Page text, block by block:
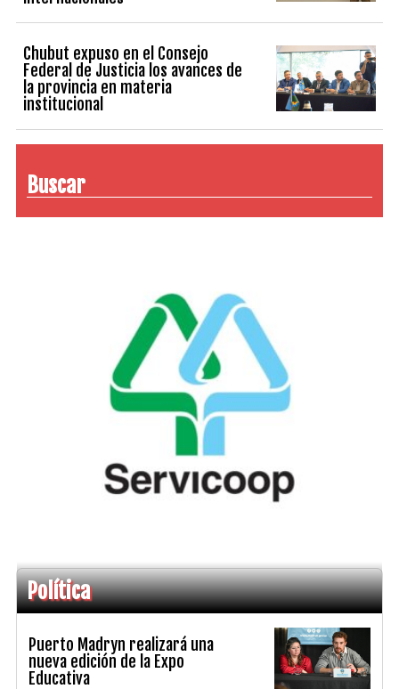
Chubut expuso en el Consejo
Federal de Justicia los avances de
la provincia en materia
institucional
Buscar
Política
Puerto Madryn realizará una
nueva edición de la Expo
Educativa